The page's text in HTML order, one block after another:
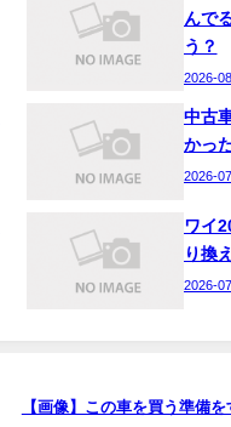
んで
う？
2026-
中古
かっ
2026-
ワイ
り換
2026-
【画像】この車を買う準備